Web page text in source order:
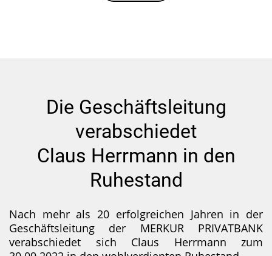
Die Geschäftsleitung
verabschiedet
Claus Herrmann in den
Ruhestand
Nach mehr als 20 erfolgreichen Jahren in der
Geschäftsleitung der MERKUR PRIVATBANK
verabschiedet sich Claus Herrmann zum